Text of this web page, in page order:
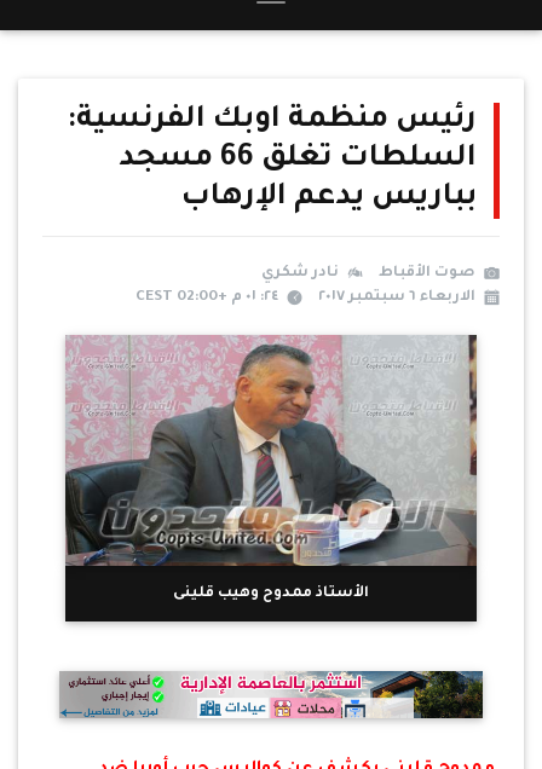
رئيس منظمة اوبك الفرنسية:
السلطات تغلق 66 مسجد
بباريس يدعم الإرهاب
صوت الأقباط
نادر شكري
الاربعاء ٦ سبتمبر ٢٠١٧
٢٤: ٠١ م +02:00 CEST
الأستاذ ممدوح وهيب قلينى